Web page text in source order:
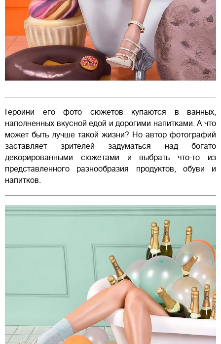
Героини его фото сюжетов купаются в ванных,
наполненных вкусной едой и дорогими напитками. А что
может быть лучше такой жизни? Но автор фотографий
заставляет зрителей задуматься над богато
декорированными сюжетами и выбрать что-то из
представленного разнообразия продуктов, обуви и
напитков.